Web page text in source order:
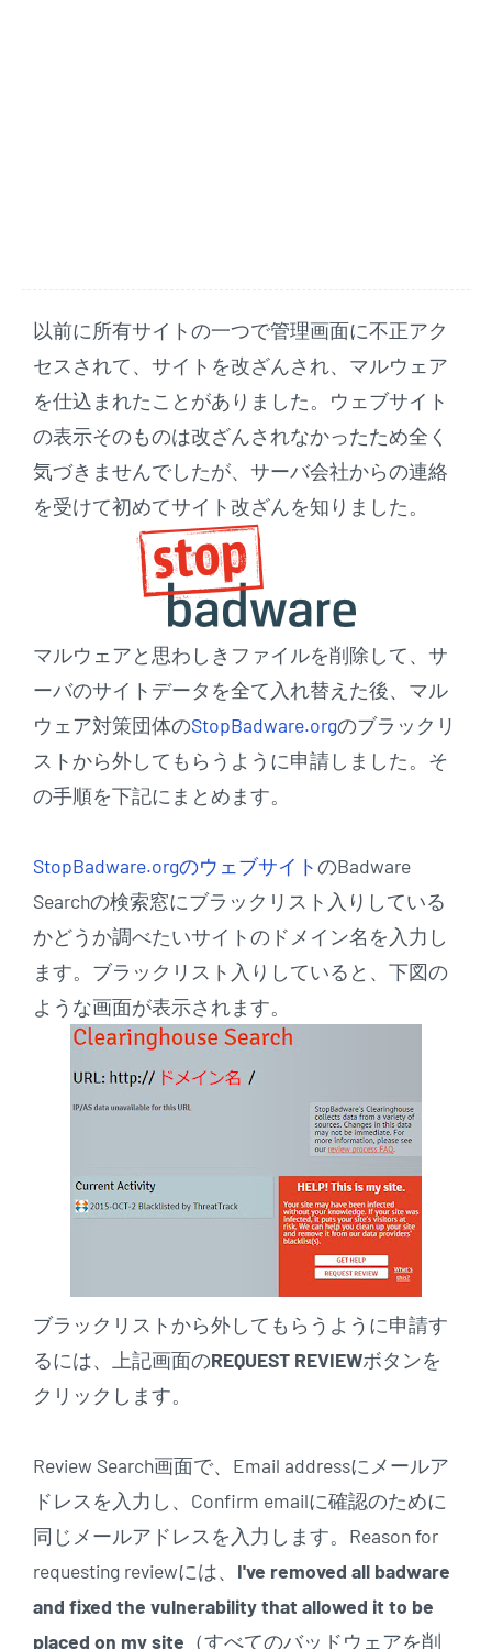
以前に所有サイトの一つで管理画面に不正アク
セスされて、サイトを改ざんされ、マルウェア
を仕込まれたことがありました。ウェブサイト
の表示そのものは改ざんされなかったため全く
気づきませんでしたが、サーバ会社からの連絡
を受けて初めてサイト改ざんを知りました。
マルウェアと思わしきファイルを削除して、サ
ーバのサイトデータを全て入れ替えた後、マル
ウェア対策団体のStopBadware.orgのブラックリ
ストから外してもらうように申請しました。そ
の手順を下記にまとめます。
StopBadware.orgのウェブサイトのBadware
Searchの検索窓にブラックリスト入りしている
かどうか調べたいサイトのドメイン名を入力し
ます。ブラックリスト入りしていると、下図の
ような画面が表示されます。
ブラックリストから外してもらうように申請す
るには、上記画面のREQUEST REVIEWボタンを
クリックします。
Review Search画面で、Email addressにメールア
ドレスを入力し、Confirm emailに確認のために
同じメールアドレスを入力します。Reason for
requesting reviewには、 I've removed all badware
and fixed the vulnerability that allowed it to be
placed on my site （すべてのバッドウェアを削